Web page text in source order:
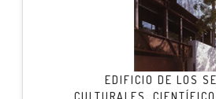
EDIFICIO DE LOS
CULTURALES,